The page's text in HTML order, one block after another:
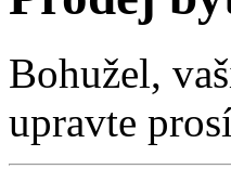
Bohužel,
upravte